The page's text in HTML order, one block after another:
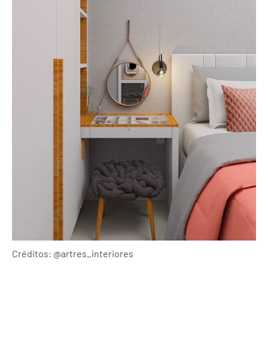
Créditos: @artres_interiores